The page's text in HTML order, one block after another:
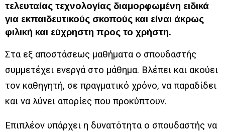
τελευταίας τεχνολογίας διαμορφωμένη ειδικά
για εκπαιδευτικούς σκοπούς και είναι άκρως
φιλική και εύχρηστη προς το χρήστη.
Στα εξ αποστάσεως μαθήματα ο σπουδαστής
συμμετέχει ενεργά στο μάθημα. Βλέπει και ακούει
τον καθηγητή, σε πραγματικό χρόνο, να παραδίδει
και να λύνει απορίες που προκύπτουν.
Επιπλέον υπάρχει η δυνατότητα ο σπουδαστής να